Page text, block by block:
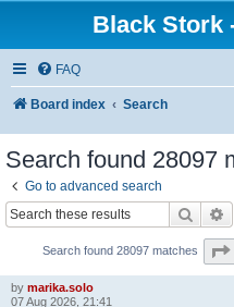
Black Stork
FAQ
Board index Search
Search found 28097
Go to advanced search
Search
Search found 28097 matches
by marika.solo
07 Aug 2026, 21:41